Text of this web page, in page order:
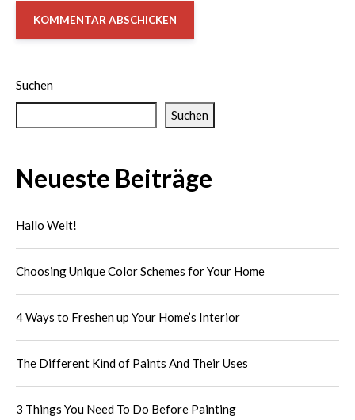
Suchen
Suchen
Neueste Beiträge
Hallo Welt!
Choosing Unique Color Schemes for Your Home
4 Ways to Freshen up Your Home’s Interior
The Different Kind of Paints And Their Uses
3 Things You Need To Do Before Painting